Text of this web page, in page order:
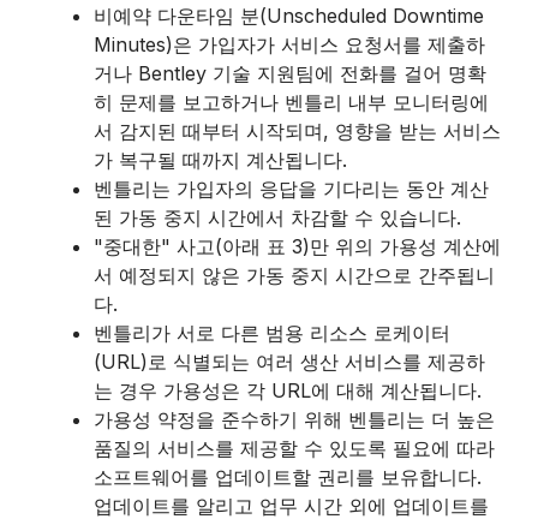
비예약 다운타임 분(Unscheduled Downtime
Minutes)은 가입자가 서비스 요청서를 제출하
거나 Bentley 기술 지원팀에 전화를 걸어 명확
히 문제를 보고하거나 벤틀리 내부 모니터링에
서 감지된 때부터 시작되며, 영향을 받는 서비스
가 복구될 때까지 계산됩니다.
벤틀리는 가입자의 응답을 기다리는 동안 계산
된 가동 중지 시간에서 차감할 수 있습니다.
"중대한" 사고(아래 표 3)만 위의 가용성 계산에
서 예정되지 않은 가동 중지 시간으로 간주됩니
다.
벤틀리가 서로 다른 범용 리소스 로케이터
(URL)로 식별되는 여러 생산 서비스를 제공하
는 경우 가용성은 각 URL에 대해 계산됩니다.
가용성 약정을 준수하기 위해 벤틀리는 더 높은
품질의 서비스를 제공할 수 있도록 필요에 따라
소프트웨어를 업데이트할 권리를 보유합니다.
업데이트를 알리고 업무 시간 외에 업데이트를